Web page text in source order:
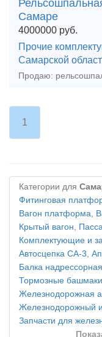
Самаре
4000000 руб.
Прочие
Самарской
1
Категории для
Фитинговая
Вагон платформа,
Крытый вагон,
Комплектующие и
Автосцепка СА-3,
Балка надрессорная
Тормозные башмаки
Железнодорожная
Железнодорожный
Запчасти для